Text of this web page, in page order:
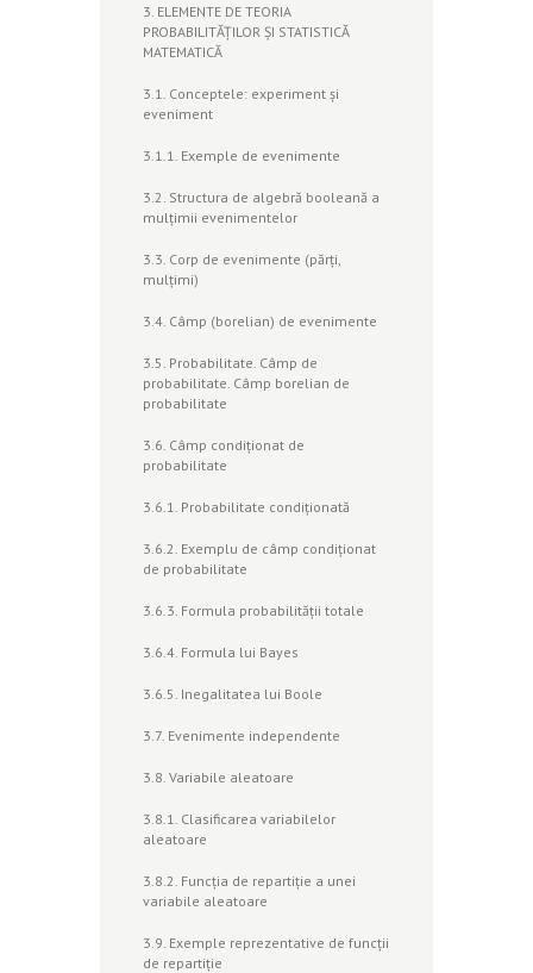
3. ELEMENTE DE TEORIA
PROBABILITĂŢILOR ŞI STATISTICĂ
MATEMATICĂ
3.1. Conceptele: experiment şi
eveniment
3.1.1. Exemple de evenimente
3.2. Structura de algebră booleană a
mulţimii evenimentelor
3.3. Corp de evenimente (părţi,
mulţimi)
3.4. Câmp (borelian) de evenimente
3.5. Probabilitate. Câmp de
probabilitate. Câmp borelian de
probabilitate
3.6. Câmp condiţionat de
probabilitate
3.6.1. Probabilitate condiţionată
3.6.2. Exemplu de câmp condiţionat
de probabilitate
3.6.3. Formula probabilităţii totale
3.6.4. Formula lui Bayes
3.6.5. Inegalitatea lui Boole
3.7. Evenimente independente
3.8. Variabile aleatoare
3.8.1. Clasificarea variabilelor
aleatoare
3.8.2. Funcţia de repartiţie a unei
variabile aleatoare
3.9. Exemple reprezentative de funcţii
de repartiţie